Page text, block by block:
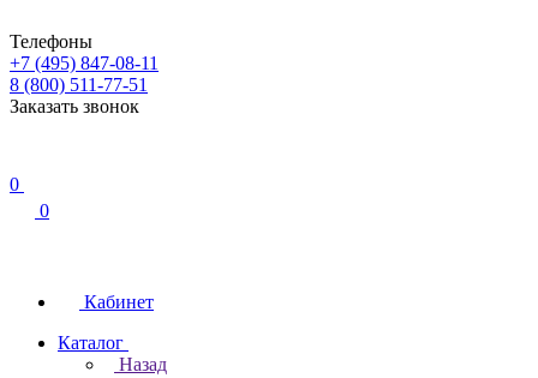
Телефоны
+7 (495) 847-08-11
8 (800) 511-77-51
Заказать звонок
0
0
Кабинет
Каталог
Назад